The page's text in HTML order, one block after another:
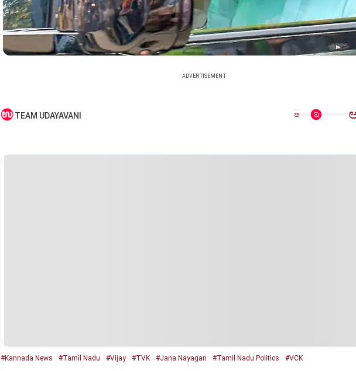
ADVERTISEMENT
TEAM UDAYAVANI ಅ
#Kannada News #Tamil Nadu #Vijay #TVK #Jana Nayagan #Tamil Nadu Politics #VCK